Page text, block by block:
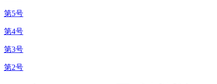
第5号
第4号
第3号
第2号